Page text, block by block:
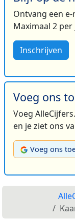
Ontvang een
Maximaal 2
Inschrijven
Voeg ons
Voeg
en je ziet ons
Voeg ons